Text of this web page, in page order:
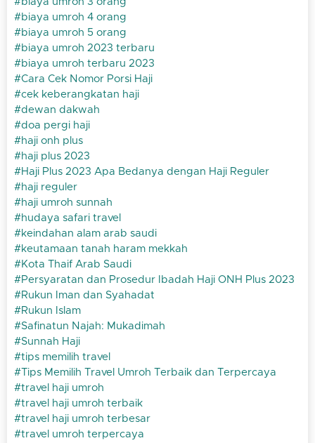
biaya umroh 4 orang
biaya umroh 5 orang
biaya umroh 2023 terbaru
biaya umroh terbaru 2023
Cara Cek Nomor Porsi Haji
cek keberangkatan haji
dewan dakwah
doa pergi haji
haji onh plus
haji plus 2023
Haji Plus 2023 Apa Bedanya dengan Haji Reguler
haji reguler
haji umroh sunnah
hudaya safari travel
keindahan alam arab saudi
keutamaan tanah haram mekkah
Kota Thaif Arab Saudi
Persyaratan dan Prosedur Ibadah Haji ONH Plus 2023
Rukun Iman dan Syahadat
Rukun Islam
Safinatun Najah: Mukadimah
Sunnah Haji
tips memilih travel
Tips Memilih Travel Umroh Terbaik dan Terpercaya
travel haji umroh
travel haji umroh terbaik
travel haji umroh terbesar
travel umroh terpercaya